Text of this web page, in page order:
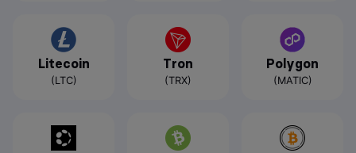
Litecoin
(LTC)
Tron
(TRX)
Polygon
(MATIC)